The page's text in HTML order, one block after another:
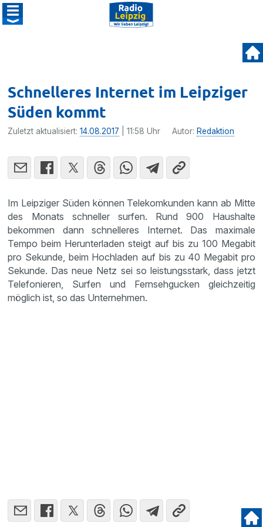
Schnelleres Internet im Leipziger
Süden kommt
Zuletzt aktualisiert:14.08.2017 | 11:58 Uhr Autor: Redaktion
Im Leipziger Süden können Telekom­kunden kann ab Mitte
des Monats schneller surfen. Rund 900 Haushalte
bekommen dann schnel­leres Internet. Das maximale
Tempo beim Herun­ter­laden steigt auf bis zu 100 Megabit
pro Sekunde, beim Hochladen auf bis zu 40 Megabit pro
Sekunde. Das neue Netz sei so leistungs­stark, dass jetzt
Telefo­nieren, Surfen und Fernseh­gu­cken gleich­zeitig
möglich ist, so das Unter­nehmen.